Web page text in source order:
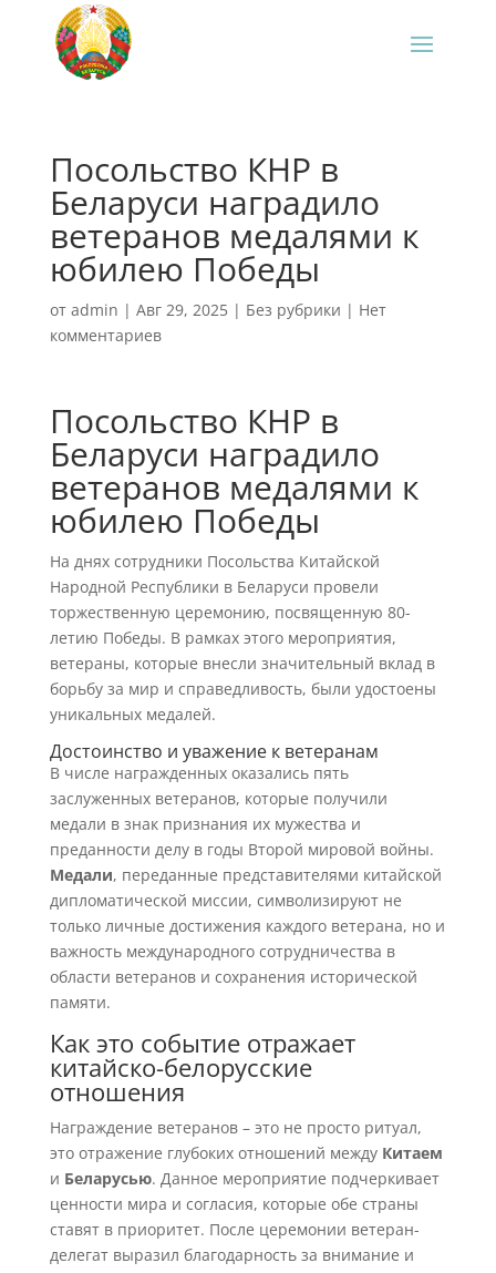
Посольство КНР в
Беларуси наградило
ветеранов медалями к
юбилею Победы
от admin | Авг 29, 2025| Без рубрики | Нет
комментариев
Посольство КНР в
Беларуси наградило
ветеранов медалями к
юбилею Победы
На днях сотрудники Посольства Китайской
Народной Республики в Беларуси провели
торжественную церемонию, посвященную 80-
летию Победы. В рамках этого мероприятия,
ветераны, которые внесли значительный вклад в
борьбу за мир и справедливость, были удостоены
уникальных медалей.
Достоинство и уважение к ветеранам
В числе награжденных оказались пять
заслуженных ветеранов, которые получили
медали в знак признания их мужества и
преданности делу в годы Второй мировой войны.
Медали, переданные представителями китайской
дипломатической миссии, символизируют не
только личные достижения каждого ветерана, но и
важность международного сотрудничества в
области ветеранов и сохранения исторической
памяти.
Как это событие отражает
китайско-белорусские
отношения
Награждение ветеранов – это не просто ритуал,
это отражение глубоких отношений между Китаем
и Беларусью. Данное мероприятие подчеркивает
ценности мира и согласия, которые обе страны
ставят в приоритет. После церемонии ветеран-
делегат выразил благодарность за внимание и